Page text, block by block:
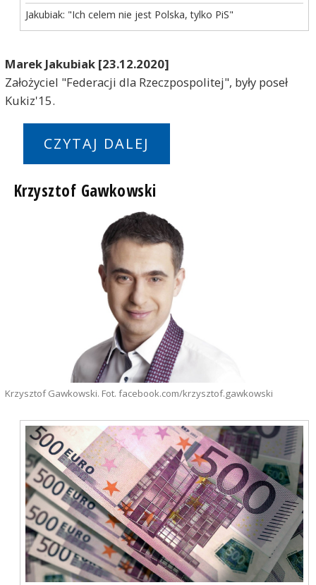
Jakubiak: "Ich celem nie jest Polska, tylko PiS"
Marek Jakubiak [23.12.2020]
Założyciel "Federacji dla Rzeczpospolitej", były poseł
Kukiz'15.
CZYTAJ DALEJ
Krzysztof Gawkowski
Krzysztof Gawkowski. Fot. facebook.com/krzysztof.gawkowski